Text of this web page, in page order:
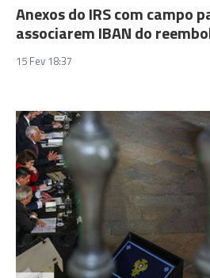
Anexos do IRS com campo
associarem IBAN do
15 Fev 18:37